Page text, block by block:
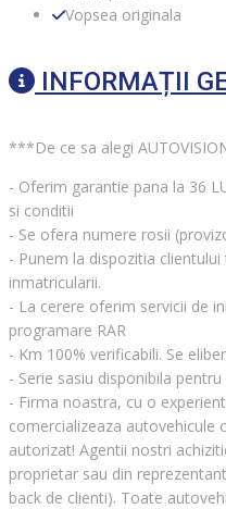
Vopsea originala
INFORMAȚII
***De ce sa alegi
- Oferim garantie pana la 36
si conditii
- Se ofera numere rosii
- Punem la dispozitia
inmatricularii.
- La cerere oferim servicii de
programare RAR
- Km 100% verificabili. Se
- Serie sasiu disponibila
- Firma noastra, cu o
comercializeaza autovehicule
autorizat! Agentii nostri
proprietar sau din
back de clienti). Toate